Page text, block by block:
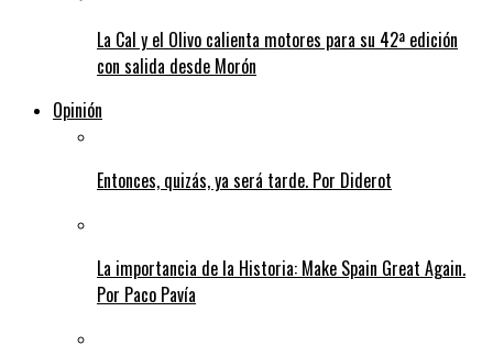
La Cal y el Olivo calienta motores para su 42ª edición
con salida desde Morón
Opinión
Entonces, quizás, ya será tarde. Por Diderot
La importancia de la Historia: Make Spain Great Again.
Por Paco Pavía